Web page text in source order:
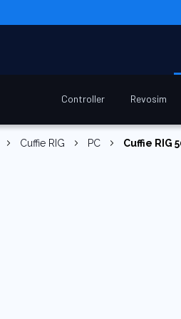
Controller Revosim
Cuffie RIG PC Cuffie RIG